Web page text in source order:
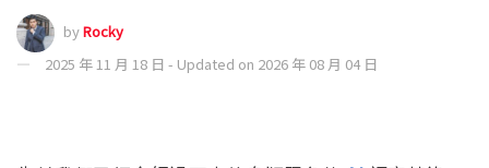
byRocky
2025 年 11 月 18 日 - Updated on 2026 年 08 月 04 日